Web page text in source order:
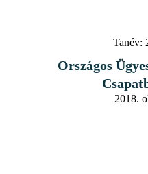
Tanév:
Országos
2018.